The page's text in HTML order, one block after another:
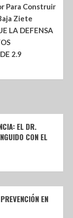
Para Construir
Ziete
LA DEFENSA
2.9
EL DR.
CON EL
EN